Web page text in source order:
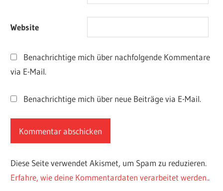
Website
Benachrichtige mich über nachfolgende Kommentare
via E-Mail.
Benachrichtige mich über neue Beiträge via E-Mail.
Diese Seite verwendet Akismet, um Spam zu reduzieren.
Erfahre, wie deine Kommentardaten verarbeitet werden..